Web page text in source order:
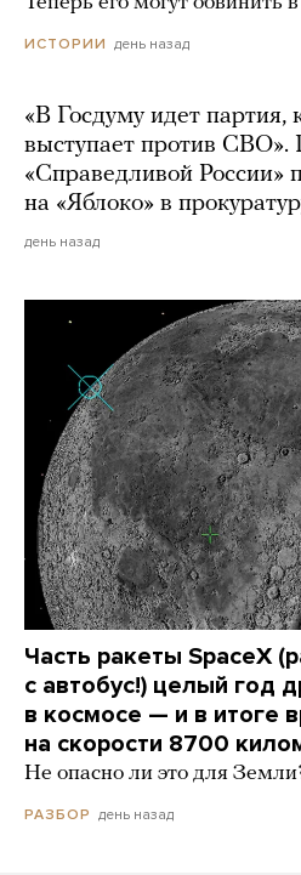
ИСТОРИИ день назад
«В Госдуму идет партия,
выступает против СВО».
«Справедливой России»
на «Яблоко» в
день назад
Часть ракеты SpaceX
с автобус!) целый год
в космосе — и в итоге
на скорости 8700
Не опасно ли это для
РАЗБОР день назад